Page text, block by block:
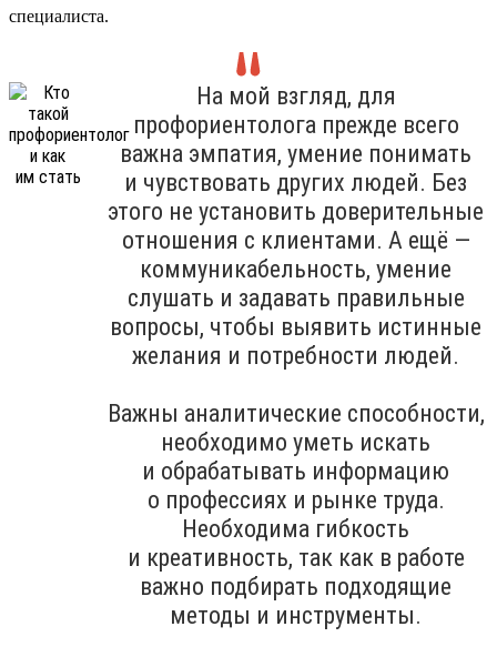
специалиста.
На мой взгляд, для
профориентолога прежде всего
важна эмпатия, умение понимать
и чувствовать других людей. Без
этого не установить доверительные
отношения с клиентами. А ещё —
коммуникабельность, умение
слушать и задавать правильные
вопросы, чтобы выявить истинные
желания и потребности людей.
Важны аналитические способности,
необходимо уметь искать
и обрабатывать информацию
о профессиях и рынке труда.
Необходима гибкость
и креативность, так как в работе
важно подбирать подходящие
методы и инструменты.